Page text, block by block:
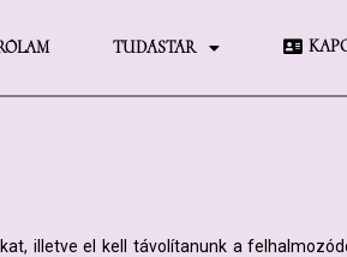
TUDÁSTÁR
illetve el kell távolítanunk a